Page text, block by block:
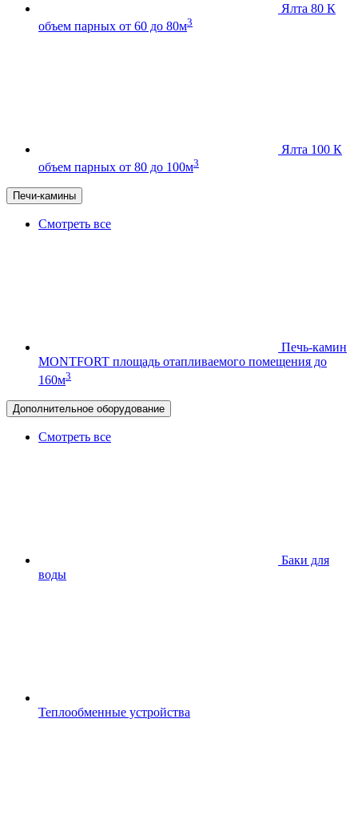
Ялта 80 К
объем парных от 60 до 80м3
Ялта 100 К
объем парных от 80 до 100м3
Печи-камины
Смотреть все
Печь-камин
MONTFORT площадь отапливаемого помещения до
160м3
Дополнительное оборудование
Смотреть все
Баки для
воды
Теплообменные устройства